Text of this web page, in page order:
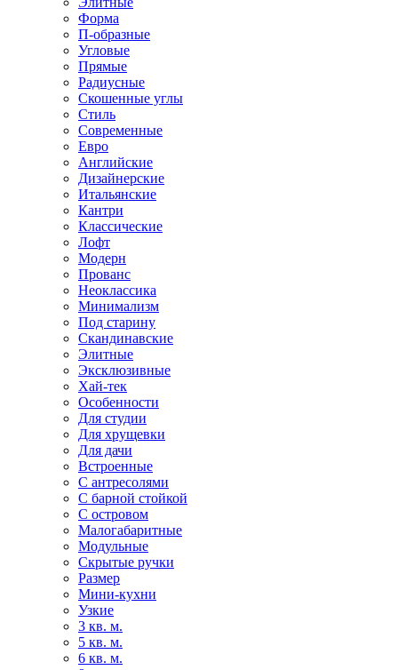
Форма
П-образные
Угловые
Прямые
Радиусные
Скошенные углы
Стиль
Современные
Евро
Английские
Дизайнерские
Итальянские
Кантри
Классические
Лофт
Модерн
Прованс
Неоклассика
Минимализм
Под старину
Скандинавские
Элитные
Эксклюзивные
Хай-тек
Особенности
Для студии
Для хрущевки
Для дачи
Встроенные
С антресолями
С барной стойкой
С островом
Малогабаритные
Модульные
Скрытые ручки
Размер
Мини-кухни
Узкие
3 кв. м.
5 кв. м.
6 кв. м.